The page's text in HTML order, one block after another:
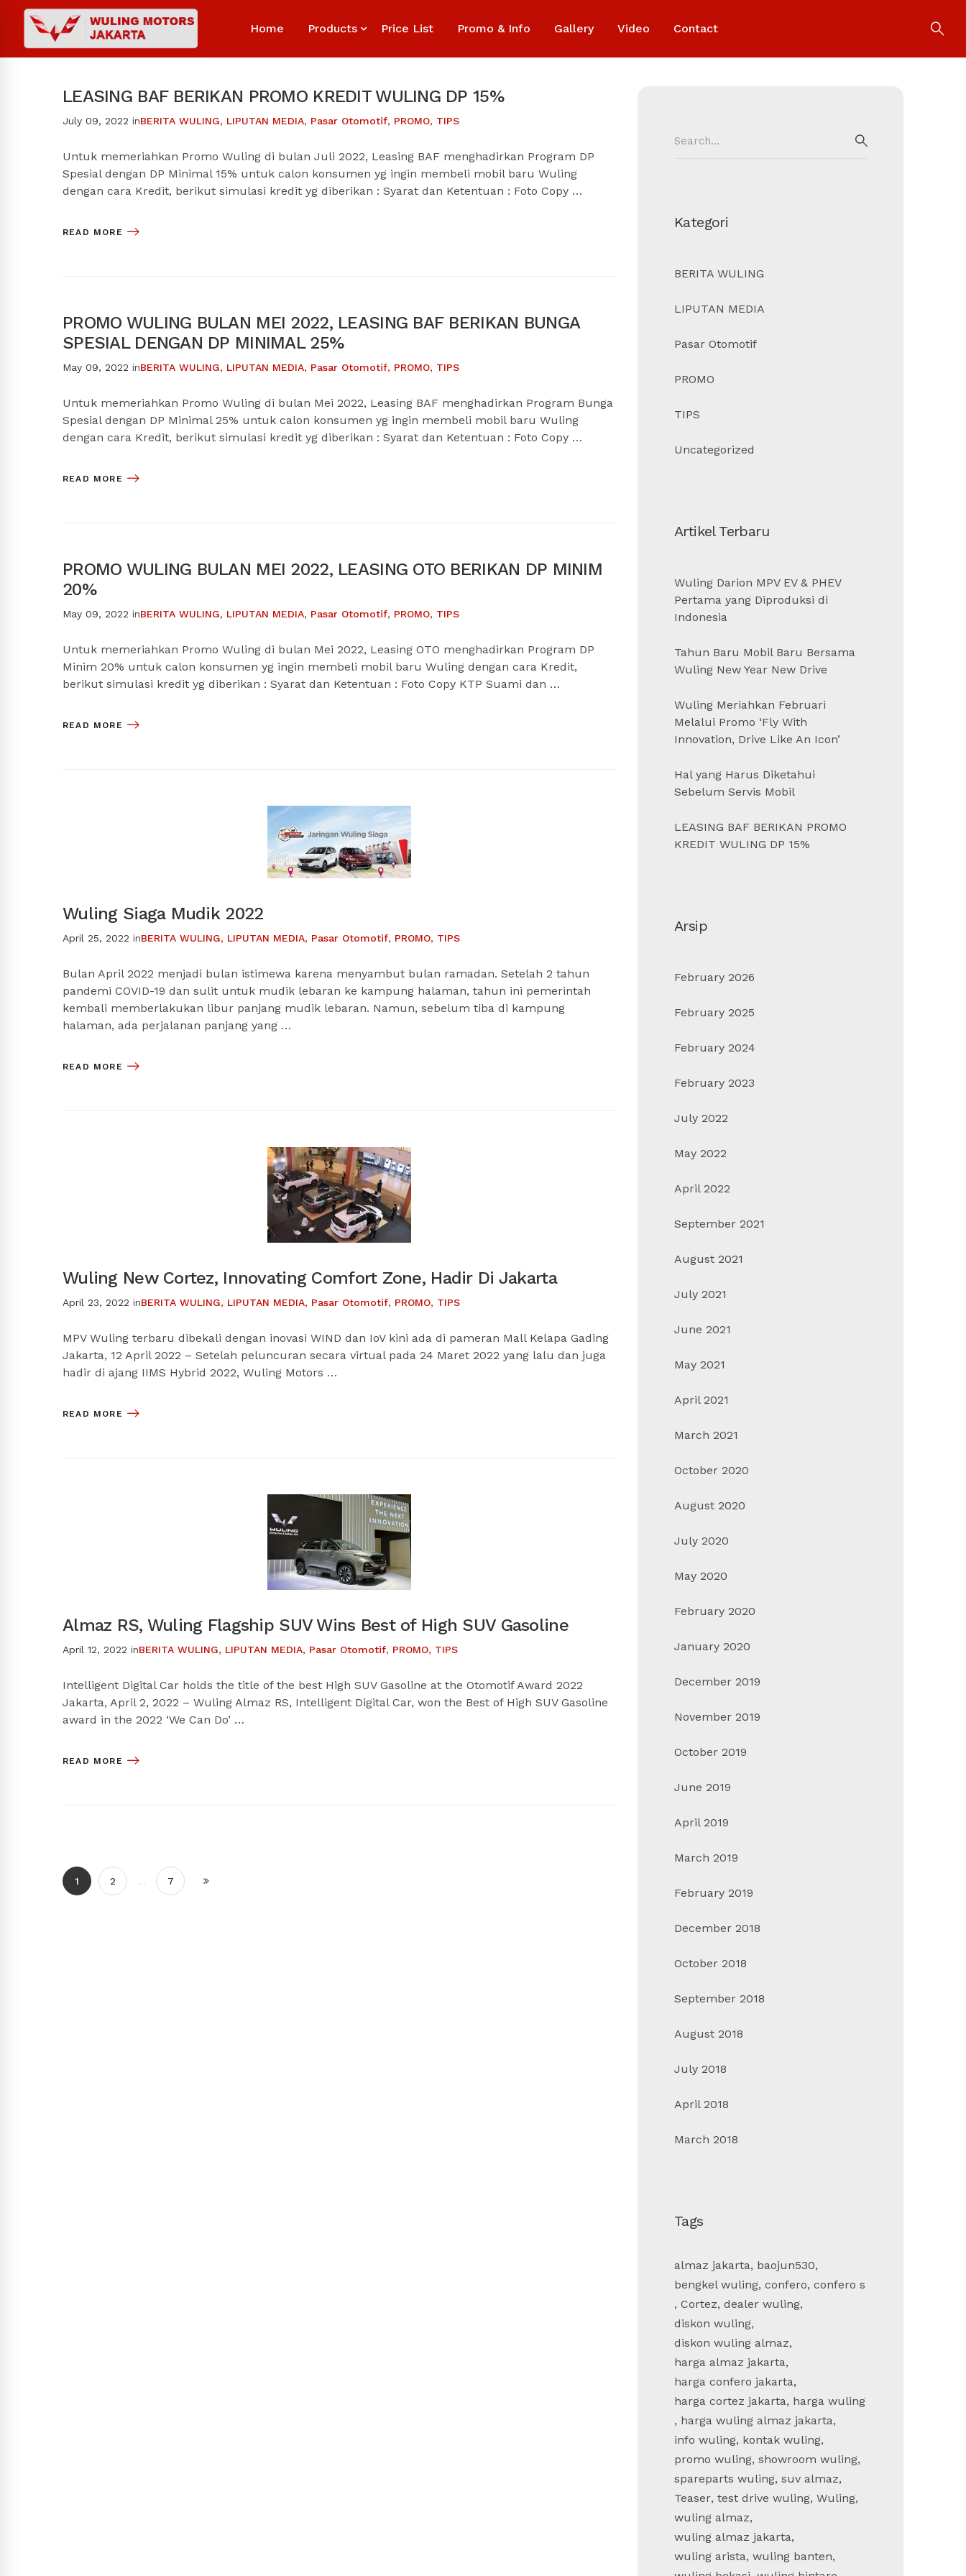
Home Products Price List Promo & Info Gallery Video Contact
LEASING BAF BERIKAN PROMO KREDIT WULING DP 15%
July 09, 2022 inBERITA WULING, LIPUTAN MEDIA, Pasar Otomotif, PROMO, TIPS
Untuk memeriahkan Promo Wuling di bulan Juli 2022, Leasing BAF menghadirkan Program DP
Spesial dengan DP Minimal 15% untuk calon konsumen yg ingin membeli mobil baru Wuling
dengan cara Kredit, berikut simulasi kredit yg diberikan : Syarat dan Ketentuan : Foto Copy …
READ MORE
PROMO WULING BULAN MEI 2022, LEASING BAF BERIKAN BUNGA
SPESIAL DENGAN DP MINIMAL 25%
May 09, 2022 inBERITA WULING, LIPUTAN MEDIA, Pasar Otomotif, PROMO, TIPS
Untuk memeriahkan Promo Wuling di bulan Mei 2022, Leasing BAF menghadirkan Program Bunga
Spesial dengan DP Minimal 25% untuk calon konsumen yg ingin membeli mobil baru Wuling
dengan cara Kredit, berikut simulasi kredit yg diberikan : Syarat dan Ketentuan : Foto Copy …
READ MORE
PROMO WULING BULAN MEI 2022, LEASING OTO BERIKAN DP MINIM
20%
May 09, 2022 inBERITA WULING, LIPUTAN MEDIA, Pasar Otomotif, PROMO, TIPS
Untuk memeriahkan Promo Wuling di bulan Mei 2022, Leasing OTO menghadirkan Program DP
Minim 20% untuk calon konsumen yg ingin membeli mobil baru Wuling dengan cara Kredit,
berikut simulasi kredit yg diberikan : Syarat dan Ketentuan : Foto Copy KTP Suami dan …
READ MORE
Wuling Siaga Mudik 2022
April 25, 2022 inBERITA WULING, LIPUTAN MEDIA, Pasar Otomotif, PROMO, TIPS
Bulan April 2022 menjadi bulan istimewa karena menyambut bulan ramadan. Setelah 2 tahun
pandemi COVID-19 dan sulit untuk mudik lebaran ke kampung halaman, tahun ini pemerintah
kembali memberlakukan libur panjang mudik lebaran. Namun, sebelum tiba di kampung
halaman, ada perjalanan panjang yang …
READ MORE
Wuling New Cortez, Innovating Comfort Zone, Hadir Di Jakarta
April 23, 2022 inBERITA WULING, LIPUTAN MEDIA, Pasar Otomotif, PROMO, TIPS
MPV Wuling terbaru dibekali dengan inovasi WIND dan IoV kini ada di pameran Mall Kelapa Gading
Jakarta, 12 April 2022 – Setelah peluncuran secara virtual pada 24 Maret 2022 yang lalu dan juga
hadir di ajang IIMS Hybrid 2022, Wuling Motors …
READ MORE
Almaz RS, Wuling Flagship SUV Wins Best of High SUV Gasoline
April 12, 2022 inBERITA WULING, LIPUTAN MEDIA, Pasar Otomotif, PROMO, TIPS
Intelligent Digital Car holds the title of the best High SUV Gasoline at the Otomotif Award 2022
Jakarta, April 2, 2022 – Wuling Almaz RS, Intelligent Digital Car, won the Best of High SUV Gasoline
award in the 2022 ‘We Can Do’ …
READ MORE
1 2 7
for:
Kategori
BERITA WULING
LIPUTAN MEDIA
Pasar Otomotif
PROMO
TIPS
Uncategorized
Artikel Terbaru
Wuling Darion MPV EV & PHEV
Pertama yang Diproduksi di
Indonesia
Tahun Baru Mobil Baru Bersama
Wuling New Year New Drive
Wuling Meriahkan Februari
Melalui Promo ‘Fly With
Innovation, Drive Like An Icon’
Hal yang Harus Diketahui
Sebelum Servis Mobil
LEASING BAF BERIKAN PROMO
KREDIT WULING DP 15%
Arsip
February 2026
February 2025
February 2024
February 2023
July 2022
May 2022
April 2022
September 2021
August 2021
July 2021
June 2021
May 2021
April 2021
March 2021
October 2020
August 2020
July 2020
May 2020
February 2020
January 2020
December 2019
November 2019
October 2019
June 2019
April 2019
March 2019
February 2019
December 2018
October 2018
September 2018
August 2018
July 2018
April 2018
March 2018
Tags
almaz jakarta, baojun530,
bengkel wuling, confero, confero s
, Cortez, dealer wuling,
diskon wuling,
diskon wuling almaz,
harga almaz jakarta,
harga confero jakarta,
harga cortez jakarta, harga wuling
, harga wuling almaz jakarta,
info wuling, kontak wuling,
promo wuling, showroom wuling,
spareparts wuling, suv almaz,
Teaser, test drive wuling, Wuling,
wuling almaz,
wuling almaz jakarta,
wuling arista, wuling banten,